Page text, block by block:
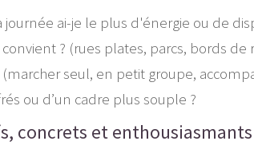
ai-je le plus d'énergie ou de
? (rues plates, parcs, bords
seul, en petit groupe,
ou d’un cadre plus souple ?
concrets et enthousiasmants